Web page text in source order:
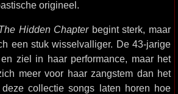
origineel.
Hidden Chapterbegint sterk, maar
een stuk wisselvalliger. De 43-jarige
ziel in haar performance, maar het
meer voor haar zangstem dan het
collectie songs laten horen hoe